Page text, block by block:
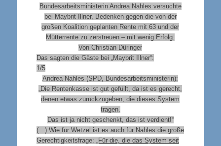
Bundesarbeitsministerin Andrea Nahles versuchte
bei Maybrit Illner, Bedenken gegen die von der
großen Koalition geplanten Rente mit 63 und der
Mütterrente zu zerstreuen – mit wenig Erfolg.
Von Christian Düringer
Das sagten die Gäste bei „Maybrit Illner“:
1/5
Andrea Nahles (SPD, Bundesarbeitsministerin):
„Die Rentenkasse ist gut gefüllt, da ist es gerecht,
denen etwas zurückzugeben, die dieses System
tragen.
Das ist ja nicht geschenkt, das ist verdient!“
(…) Wie für Wetzel ist es auch für Nahles die große
Gerechtigkeitsfrage:
„Für die, die das System seit